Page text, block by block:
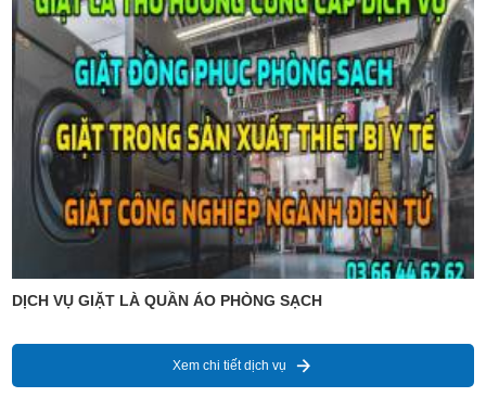
DỊCH VỤ GIẶT LÀ QUẦN ÁO PHÒNG SẠCH
Xem chi tiết dịch vụ